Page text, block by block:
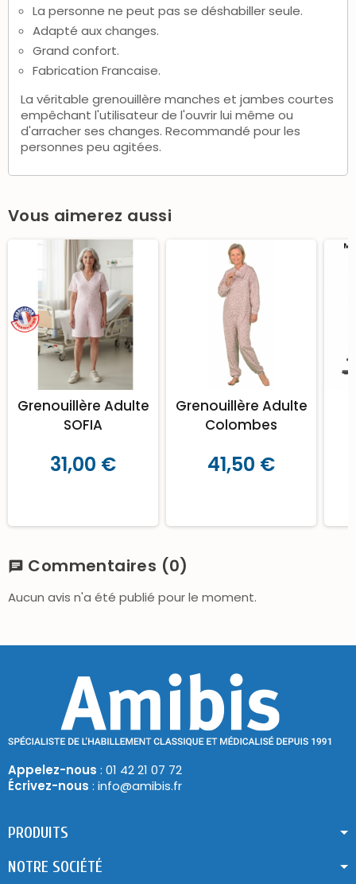
La personne ne peut pas se déshabiller seule.
Adapté aux changes.
Grand confort.
Fabrication Francaise.
La véritable grenouillère manches et jambes courtes
empêchant l'utilisateur de l'ouvrir lui même ou
d'arracher ses changes. Recommandé pour les
personnes peu agitées.
Vous aimerez aussi
Grenouillère Adulte
SOFIA
31,00 €
Grenouillère Adulte
Colombes
41,50 €
chat Commentaires (0)
Aucun avis n'a été publié pour le moment.
Appelez-nous : 01 42 21 07 72
Écrivez-nous : info@amibis.fr
PRODUITS
NOTRE SOCIÉTÉ